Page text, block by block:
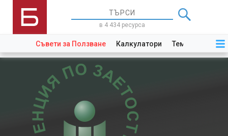
в 4 434 ресурса
Съвети за Ползване Калкулатори Теми Закони